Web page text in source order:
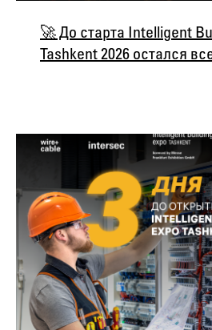
🚀 До старта Intelligent
Tashkent 2026 остался